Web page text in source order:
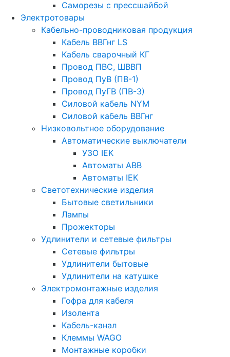
Саморезы с прессшайбой
Электротовары
Кабельно-проводниковая продукция
Кабель ВВГнг LS
Кабель сварочный КГ
Провод ПВС, ШВВП
Провод ПуВ (ПВ-1)
Провод ПуГВ (ПВ-3)
Силовой кабель NYM
Силовой кабель ВВГнг
Низковольтное оборудование
Автоматические выключатели
УЗО IEK
Автоматы АВВ
Автоматы IEK
Светотехнические изделия
Бытовые светильники
Лампы
Прожекторы
Удлинители и сетевые фильтры
Сетевые фильтры
Удлинители бытовые
Удлинители на катушке
Электромонтажные изделия
Гофра для кабеля
Изолента
Кабель-канал
Клеммы WAGO
Монтажные коробки